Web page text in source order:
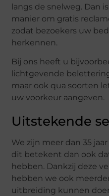
langs de snelweg. Dan
manier om gratis
zodat bezoekers uw
herkennen.
Bij ons heeft u
lichtgevende
maar ook qua soorten
uw voorkeur aangeven.
Uitstekende
We zijn meer dan 35
dit betekent dan ook
hebben. Dankzij deze
hebben we ook
uitbreiding kunnen